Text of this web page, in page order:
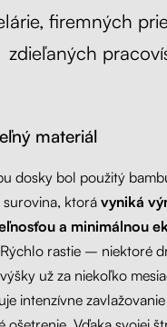
firemných
zdieľaných
materiál
dosky bol použitý
ktorá vyniká
a minimálnou
rastie – niektoré
už za niekoľko
intenzívne